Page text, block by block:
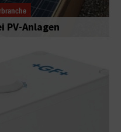
PV-Anlagen